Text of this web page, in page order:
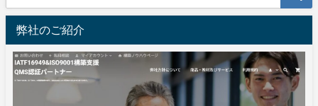
弊社のご紹介